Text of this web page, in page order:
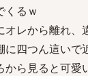
くるｗ
オレから離れ、
に四つん這いで
から見ると可愛